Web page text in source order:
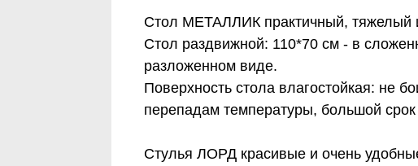
Стол МЕТАЛЛИК практичный, тяжелый
Стол раздвижной: 110*70 см - в
разложенном виде.
Поверхность стола влагостойкая: не
перепадам температуры, большой
Стулья ЛОРД красивые и очень